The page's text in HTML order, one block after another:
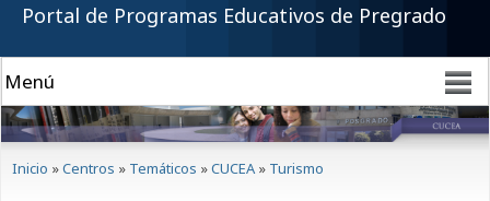
Portal de Programas Educativos de Pregrado
Inicio »Centros » Temáticos »CUCEA » Turismo